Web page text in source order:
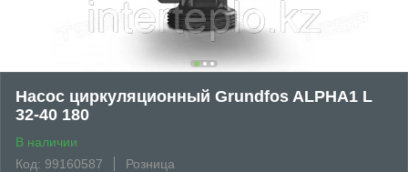
Насос циркуляционный Grundfos ALPHA1 L
32-40 180
В наличии
Код: 99160587
Розница